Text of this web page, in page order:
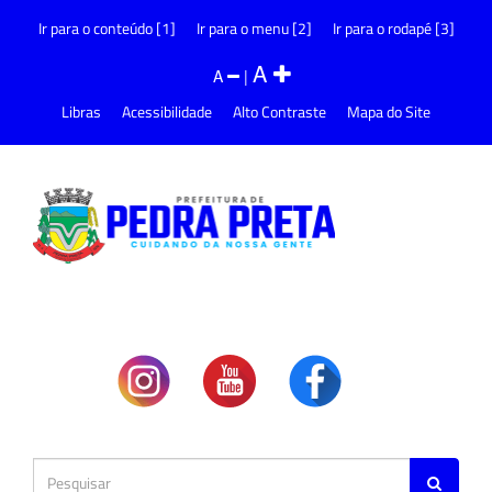
Ir para o conteúdo [1] Ir para o menu [2] Ir para o rodapé [3]
A |A
Libras Acessibilidade Alto Contraste Mapa do Site